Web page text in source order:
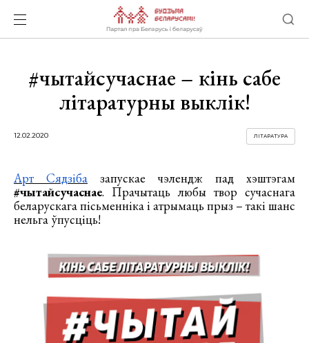
#чытайсучаснае – кінь сабе
літаратурны выклік!
12.02.2020 ЛІТАРАТУРА
Арт Сядзіба
запускае чэлендж пад хэштэгам
#чытайсучаснае. Прачытаць любы твор сучаснага
беларускага пісьменніка і атрымаць прыз – такі шанс
нельга ўпусціць!